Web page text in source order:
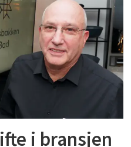
i bransjen